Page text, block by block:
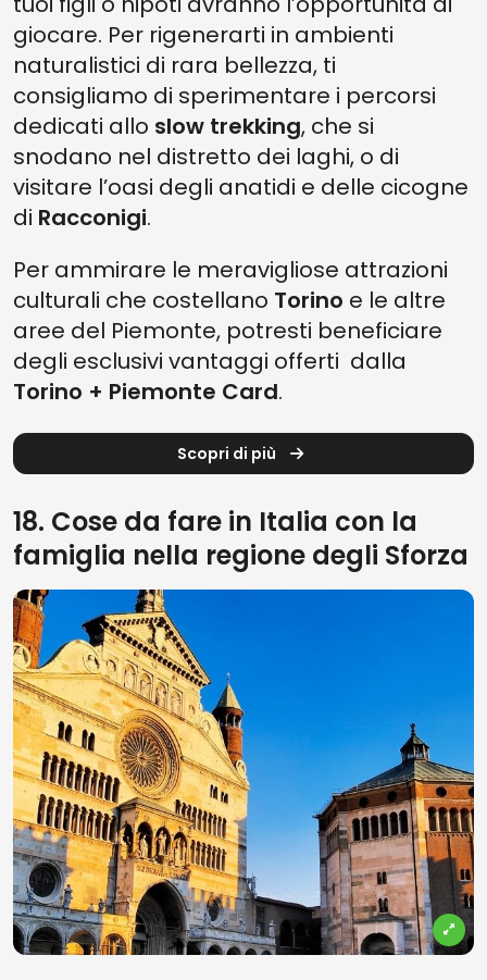
giocare. Per rigenerarti in ambienti
naturalistici di rara bellezza, ti
consigliamo di sperimentare i percorsi
dedicati allo slow trekking, che si
snodano nel distretto dei laghi, o di
visitare l’oasi degli anatidi e delle cicogne
di Racconigi.
Per ammirare le meravigliose attrazioni
culturali che costellano Torino e le altre
aree del Piemonte, potresti beneficiare
degli esclusivi vantaggi offerti dalla
Torino + Piemonte Card.
Scopri di più
18. Cose da fare in Italia con la
famiglia nella regione degli Sforza